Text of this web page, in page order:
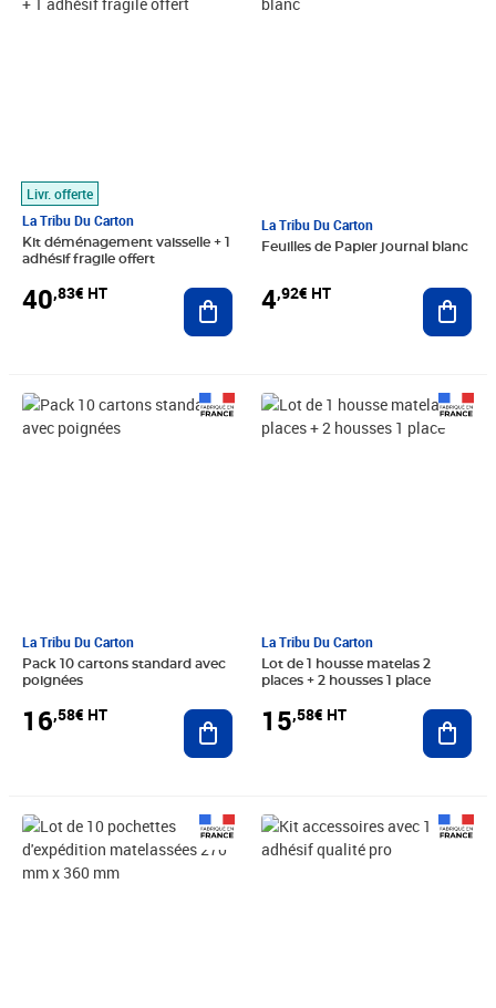
Livr. offerte
La Tribu Du Carton
Kit déménagement vaisselle + 1
adhésif fragile offert
40,83€ HT Ajouter au panier
La Tribu Du Carton
Feuilles de Papier journal blanc
4,92€ HT
La Tribu Du Carton
Pack 10 cartons standard avec
poignées
16,58€ HT
Prix 16,58€ HT
Ajouter au panier
La Tribu Du Carton
Lot de 1 housse matelas 2
places + 2 housses 1 place
15,58€ HT
Prix 15,58€ HT
Prix 5,40€ HT Prix 12,90€ HT